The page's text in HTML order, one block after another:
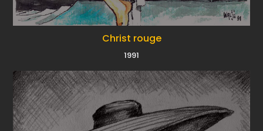
Christ rouge
1991